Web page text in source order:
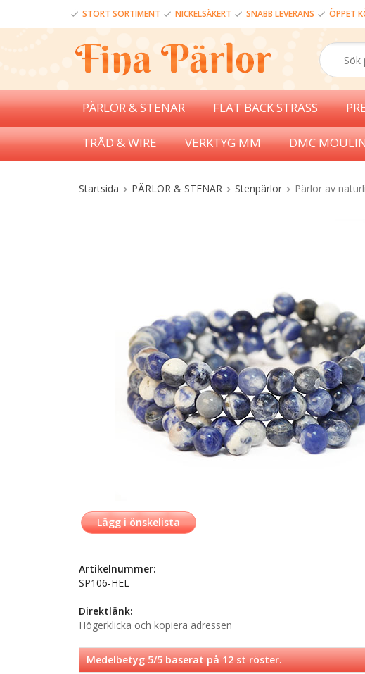
STORT SORTIMENT NICKELSÄKERT SNABB LEVERANS ÖPPET
PÄRLOR & STENAR FLAT BACK STRASS
TRÅD & WIRE VERKTYG MM DMC
Startsida PÄRLOR & STENAR Stenpärlor Pärlor av
Lägg i önskelista
Artikelnummer:
SP106-HEL
Direktlänk:
Högerklicka och kopiera adressen
Medelbetyg5/5 baserat på12st röster.